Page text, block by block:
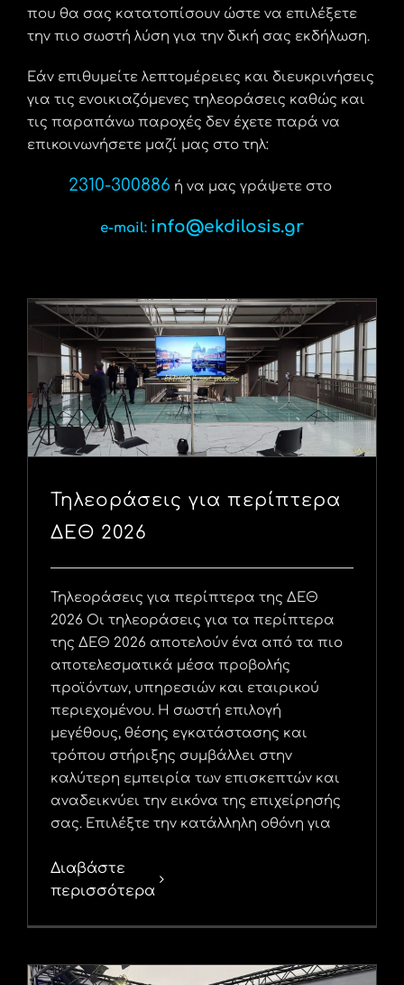
που θα σας κατατοπίσουν ώστε να επιλέξετε
την πιο σωστή λύση για την δική σας εκδήλωση.
Εάν επιθυμείτε λεπτομέρειες και διευκρινήσεις
για τις ενοικιαζόμενες τηλεοράσεις καθώς και
τις παραπάνω παροχές δεν έχετε παρά να
επικοινωνήσετε μαζί μας στο τηλ:
2310-300886 ή να μας γράψετε στο
e-mail: info@ekdilosis.gr
Τηλεοράσεις για περίπτερα
ΔΕΘ 2026
Τηλεοράσεις για περίπτερα της ΔΕΘ
2026 Οι τηλεοράσεις για τα περίπτερα
της ΔΕΘ 2026 αποτελούν ένα από τα πιο
αποτελεσματικά μέσα προβολής
προϊόντων, υπηρεσιών και εταιρικού
περιεχομένου. Η σωστή επιλογή
μεγέθους, θέσης εγκατάστασης και
τρόπου στήριξης συμβάλλει στην
καλύτερη εμπειρία των επισκεπτών και
αναδεικνύει την εικόνα της επιχείρησής
σας. Επιλέξτε την κατάλληλη οθόνη για
Διαβάστε
περισσότερα